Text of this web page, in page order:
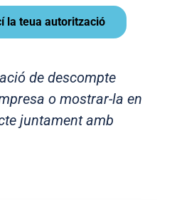
la teua autorització
de descompte
o mostrar-la en
juntament amb